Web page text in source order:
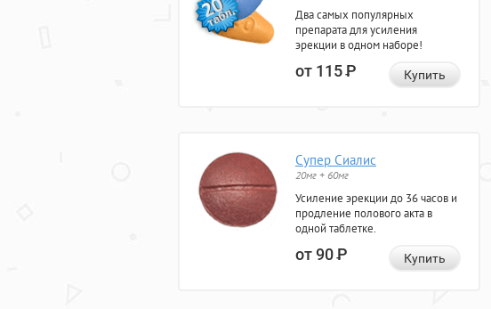
Два самых популярных
препарата для усиления
эрекции в одном наборе!
от 115Р Купить
Супер Сиалис
20мг + 60мг
Усиление эрекции до 36 часов и
продление полового акта в
одной таблетке.
от 90Р Купить